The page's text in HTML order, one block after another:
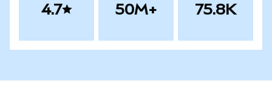
4.7 50M+ 75.8K